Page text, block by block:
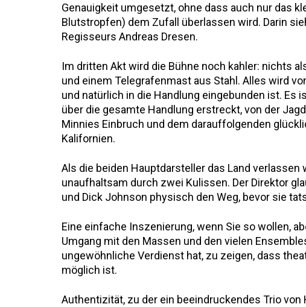
Genauigkeit umgesetzt, ohne dass auch nur das
Blutstropfen) dem Zufall überlassen wird. Darin
Regisseurs Andreas Dresen.
Im dritten Akt wird die Bühne noch kahler: nichts
und einem Telegrafenmast aus Stahl. Alles wird
und natürlich in die Handlung eingebunden ist. Es
über die gesamte Handlung erstreckt, von der
Minnies Einbruch und dem darauffolgenden
Kalifornien.
Als die beiden Hauptdarsteller das Land
unaufhaltsam durch zwei Kulissen. Der Direktor
und Dick Johnson physisch den Weg, bevor sie
Eine einfache Inszenierung, wenn Sie so wollen,
Umgang mit den Massen und den vielen
ungewöhnliche Verdienst hat, zu zeigen, dass
möglich ist.
Authentizität, zu der ein beeindruckendes Trio